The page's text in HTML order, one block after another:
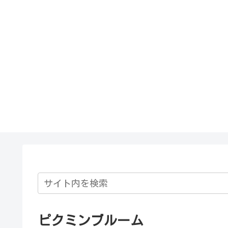
ピクミンブルーム